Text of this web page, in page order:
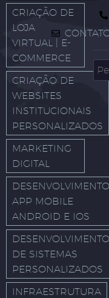
CRIAÇÃO DE
LOJA
VIRTUAL | E-
COMMERCE
CRIAÇÃO DE
WEBSITES
INSTITUCIONAIS
PERSONALIZADOS
MARKETING
DIGITAL
DESENVOLVIMENTO
APP MOBILE
ANDROID E IOS
DESENVOLVIMENTO
DE SISTEMAS
PERSONALIZADOS
INFRAESTRUTURA